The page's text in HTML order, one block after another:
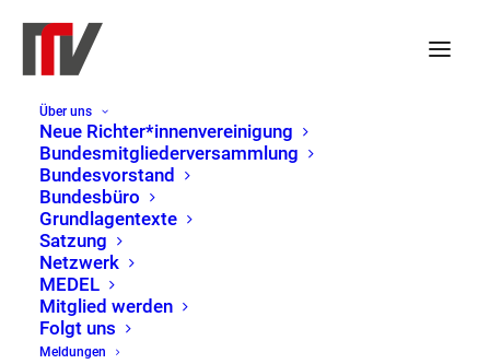
Über uns
Neue Richter*innenvereinigung
Bundesmitgliederversammlung
Bundesvorstand
Bundesbüro
Grundlagentexte
Satzung
Netzwerk
MEDEL
Mitglied werden
Folgt uns
Meldungen
Veranstaltungen
für
24.
Juni
2024
24.06.2024
Datum
wählen.
16:30